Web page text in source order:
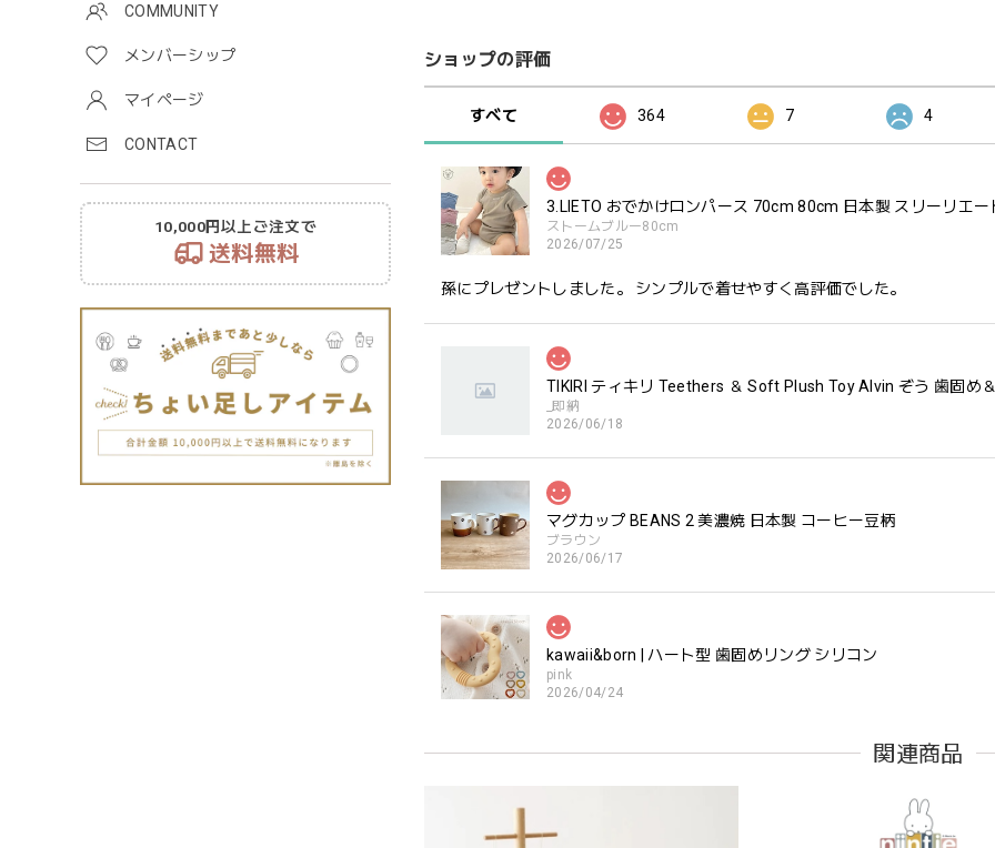
COMMUNITY
メンバーシップ
マイページ
CONTACT
10,000円以上ご注文で
送料無料
ショップの評価
すべて 364 7 4
3.LIETO おでかけロンパース 70cm 80cm 日本製 スリーリエー
ストームブルー80cm
2026/07/25
孫にプレゼントしました。 シンプルで着せやすく高評価でした。
TIKIRI ティキリ Teethers ＆ Soft Plush Toy Alvin ぞう 歯固め
_即納
2026/06/18
マグカップ BEANS 2 美濃焼 日本製 コーヒー豆柄
ブラウン
2026/06/17
kawaii&born | ハート型 歯固めリング シリコン
pink
2026/04/24
います。見た目が可愛いので遊んでいる姿もとても可愛いです。また、シリ
潔に保てるのも嬉しいです。
関連商品